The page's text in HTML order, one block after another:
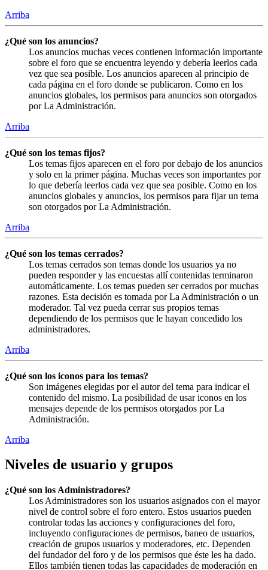
Arriba
¿Qué son los anuncios?
Los anuncios muchas veces contienen información importante
sobre el foro que se encuentra leyendo y debería leerlos cada
vez que sea posible. Los anuncios aparecen al principio de
cada página en el foro donde se publicaron. Como en los
anuncios globales, los permisos para anuncios son otorgados
por La Administración.
Arriba
¿Qué son los temas fijos?
Los temas fijos aparecen en el foro por debajo de los anuncios
y solo en la primer página. Muchas veces son importantes por
lo que debería leerlos cada vez que sea posible. Como en los
anuncios globales y anuncios, los permisos para fijar un tema
son otorgados por La Administración.
Arriba
¿Qué son los temas cerrados?
Los temas cerrados son temas donde los usuarios ya no
pueden responder y las encuestas allí contenidas terminaron
automáticamente. Los temas pueden ser cerrados por muchas
razones. Esta decisión es tomada por La Administración o un
moderador. Tal vez pueda cerrar sus propios temas
dependiendo de los permisos que le hayan concedido los
administradores.
Arriba
¿Qué son los iconos para los temas?
Son imágenes elegidas por el autor del tema para indicar el
contenido del mismo. La posibilidad de usar iconos en los
mensajes depende de los permisos otorgados por La
Administración.
Arriba
Niveles de usuario y grupos
¿Qué son los Administradores?
Los Administradores son los usuarios asignados con el mayor
nivel de control sobre el foro entero. Estos usuarios pueden
controlar todas las acciones y configuraciones del foro,
incluyendo configuraciones de permisos, baneo de usuarios,
creación de grupos usuarios y moderadores, etc. Dependen
del fundador del foro y de los permisos que éste les ha dado.
Ellos también tienen todas las capacidades de moderación en